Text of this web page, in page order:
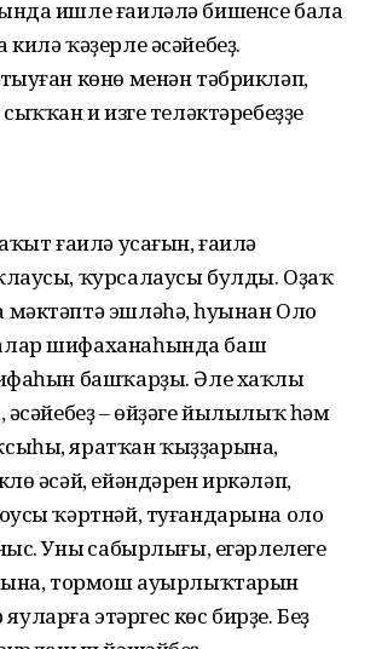
ишле ғаиләлә бишенсе бала
ҡәҙерле әсәйебеҙ.
көнө менән тәбрикләп,
иң изге теләктәребеҙҙе
ғаилә усағын, ғаилә
ҡурсалаусы булды. Оҙаҡ
эшләһә, һуңынан Оло
шифаханаһында баш
башҡарҙы. Әле хаҡлы
әсәйебеҙ – өйҙәге йылылыҡ һәм
яратҡан ҡыҙҙарына,
әсәй, ейәндәрен иркәләп,
ҡәртнәй, туғандарына оло
Уның сабырлығы, егәрлелеге
тормош ауырлыҡтарын
яуларға этәргес көс бирҙе. Беҙ